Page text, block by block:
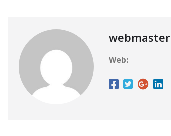
webmaster
Web: